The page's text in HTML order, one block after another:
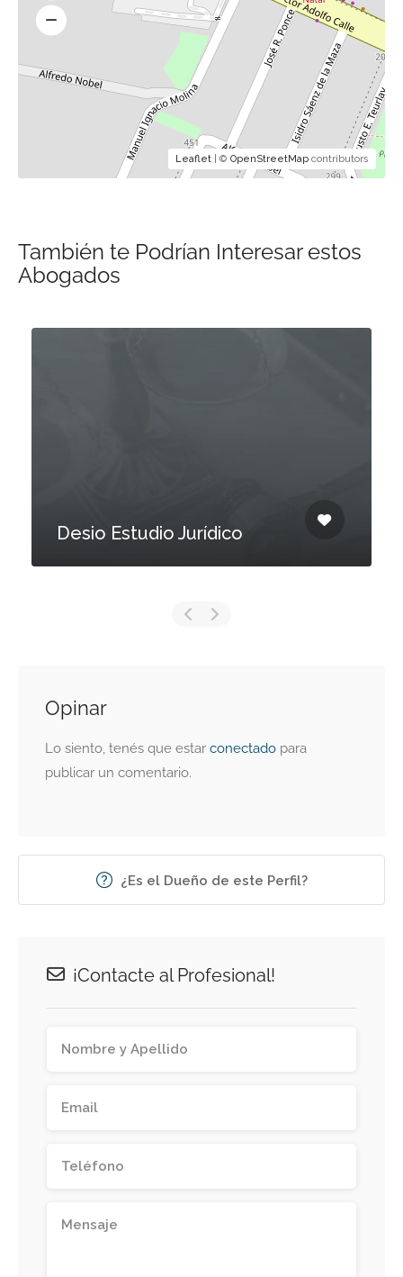
Leaflet | © OpenStreetMap contributors
También te Podrían Interesar estos
Abogados
Desio Estudio Jurídico
Opinar
Lo siento, tenés que estar conectado para
publicar un comentario.
¿Es el Dueño de este Perfil?
¡Contacte al Profesional!